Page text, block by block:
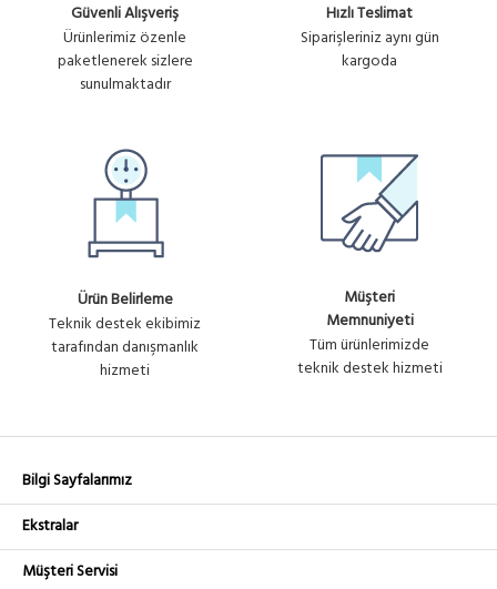
Güvenli Alışveriş
Ürünlerimiz özenle
paketlenerek sizlere
sunulmaktadır
Hızlı Teslimat
Siparişleriniz aynı gün
kargoda
Ürün Belirleme
Teknik destek ekibimiz
tarafından danışmanlık
hizmeti
Müşteri
Memnuniyeti
Tüm ürünlerimizde
teknik destek hizmeti
Bilgi Sayfalarımız
Ekstralar
Müşteri Servisi